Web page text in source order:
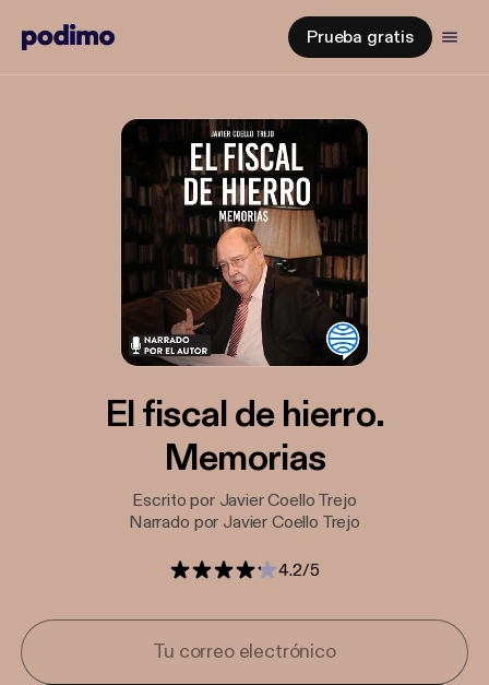
Prueba gratis
El fiscal de hierro.
Memorias
Escrito por Javier Coello Trejo
Narrado por Javier Coello Trejo
4.2/5